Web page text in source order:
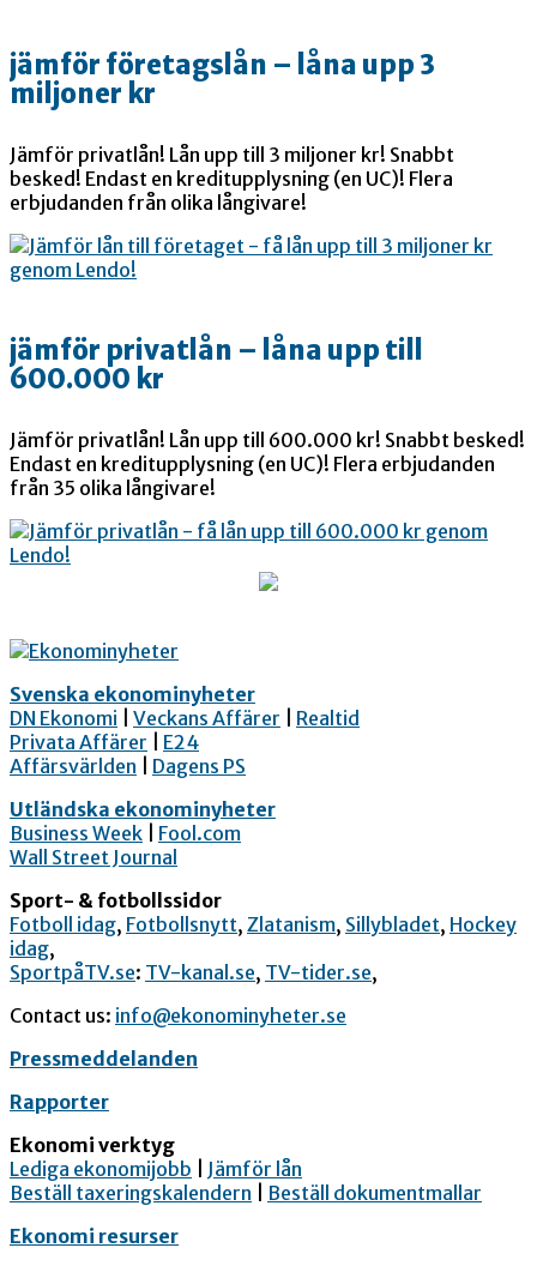
jämför företagslån – låna upp 3
miljoner kr
Jämför privatlån! Lån upp till 3 miljoner kr! Snabbt
besked! Endast en kreditupplysning (en UC)! Flera
erbjudanden från olika långivare!
jämför privatlån – låna upp till
600.000 kr
Jämför privatlån! Lån upp till 600.000 kr! Snabbt besked!
Endast en kreditupplysning (en UC)! Flera erbjudanden
från 35 olika långivare!
Svenska ekonominyheter
DN Ekonomi
Veckans Affärer
Realtid
Privata Affärer
E24
Affärsvärlden
Dagens PS
Utländska ekonominyheter
Business Week
Fool.com
Wall Street Journal
Sport- & fotbollssidor
Fotboll idag, Fotbollsnytt, Zlatanism, Sillybladet, Hockey
idag,
SportpåTV.se: TV-kanal.se, TV-tider.se,
Contact us: info@ekonominyheter.se
Pressmeddelanden
Rapporter
Ekonomi verktyg
Lediga ekonomijobb
Jämför lån
Beställ taxeringskalendern
Beställ dokumentmallar
Ekonomi resurser